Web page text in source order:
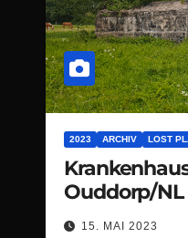
2023 ARCHIV LOST
Ouddorp/NL
15. MAI 2023